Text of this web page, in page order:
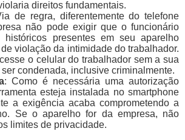
direitos fundamentais.
de regra, diferentemente do telefone
não pode exigir que o funcionário
históricos presentes em seu aparelho
violação da intimidade do trabalhador.
o celular do trabalhador sem a sua
condenada, inclusive criminalmente.
: Como é necessária uma autorização
esteja instalada no smartphone
a exigência acaba comprometendo a
Se o aparelho for da empresa, não
limites de privacidade.